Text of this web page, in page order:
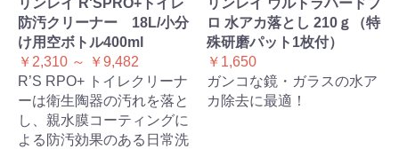
リンレイ R'SPRO+トイレ
防汚クリーナー 18L/小分
け用空ボトル400ml
￥2,310 ～ ￥9,482
R’S RPO+ トイレクリーナ
ーは衛生陶器の汚れを落と
し、親水膜コーティングに
よる防汚効果のある日常洗
リンレイ ウルトラハードプ
ロ 水アカ落とし 210ｇ（特
殊研磨パット1枚付）
￥1,650
ガンコな鏡・ガラスの水ア
カ除去に最適！